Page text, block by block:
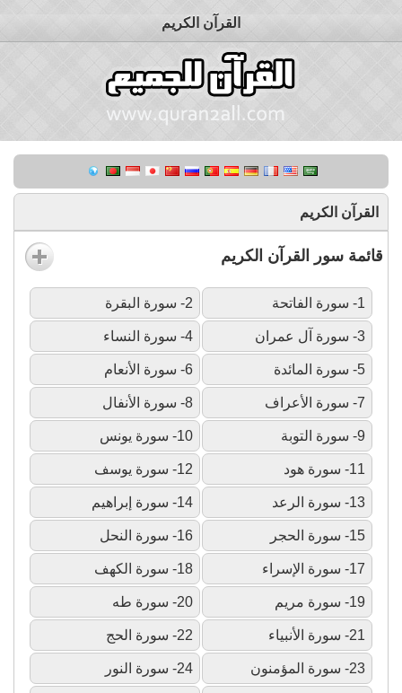
القرآن الكريم
القرآن الكريم
قائمة سور القرآن الكريم
1- سورة الفاتحة 2- سورة البقرة
3- سورة آل عمران 4- سورة النساء
5- سورة المائدة 6- سورة الأنعام
7- سورة الأعراف 8- سورة الأنفال
9- سورة التوبة 10- سورة يونس
11- سورة هود 12- سورة يوسف
13- سورة الرعد 14- سورة إبراهيم
15- سورة الحجر 16- سورة النحل
17- سورة الإسراء 18- سورة الكهف
19- سورة مريم 20- سورة طه
21- سورة الأنبياء 22- سورة الحج
23- سورة المؤمنون 24- سورة النور